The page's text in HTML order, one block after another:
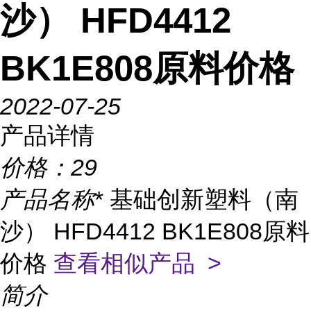
沙） HFD4412
BK1E808原料价格
2022-07-25
产品详情
价格： 29
产品名称* 基础创新塑料（南
沙） HFD4412 BK1E808原料
价格 查看相似产品 >
简介